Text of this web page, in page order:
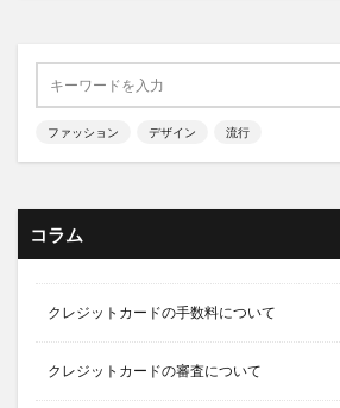
ファッション デザイン 流行
コラム
クレジットカードの手数料について
クレジットカードの審査について